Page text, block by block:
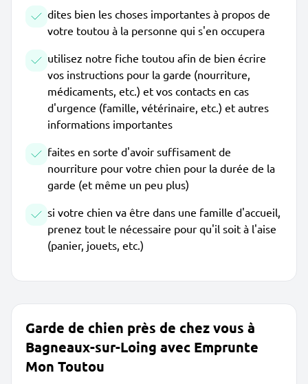
dites bien les choses importantes à propos de
votre toutou à la personne qui s'en occupera
utilisez notre fiche toutou afin de bien écrire
vos instructions pour la garde (nourriture,
médicaments, etc.) et vos contacts en cas
d'urgence (famille, vétérinaire, etc.) et autres
informations importantes
faites en sorte d'avoir suffisament de
nourriture pour votre chien pour la durée de la
garde (et même un peu plus)
si votre chien va être dans une famille d'accueil,
prenez tout le nécessaire pour qu'il soit à l'aise
(panier, jouets, etc.)
Garde de chien près de chez vous à
Bagneaux-sur-Loing avec Emprunte
Mon Toutou